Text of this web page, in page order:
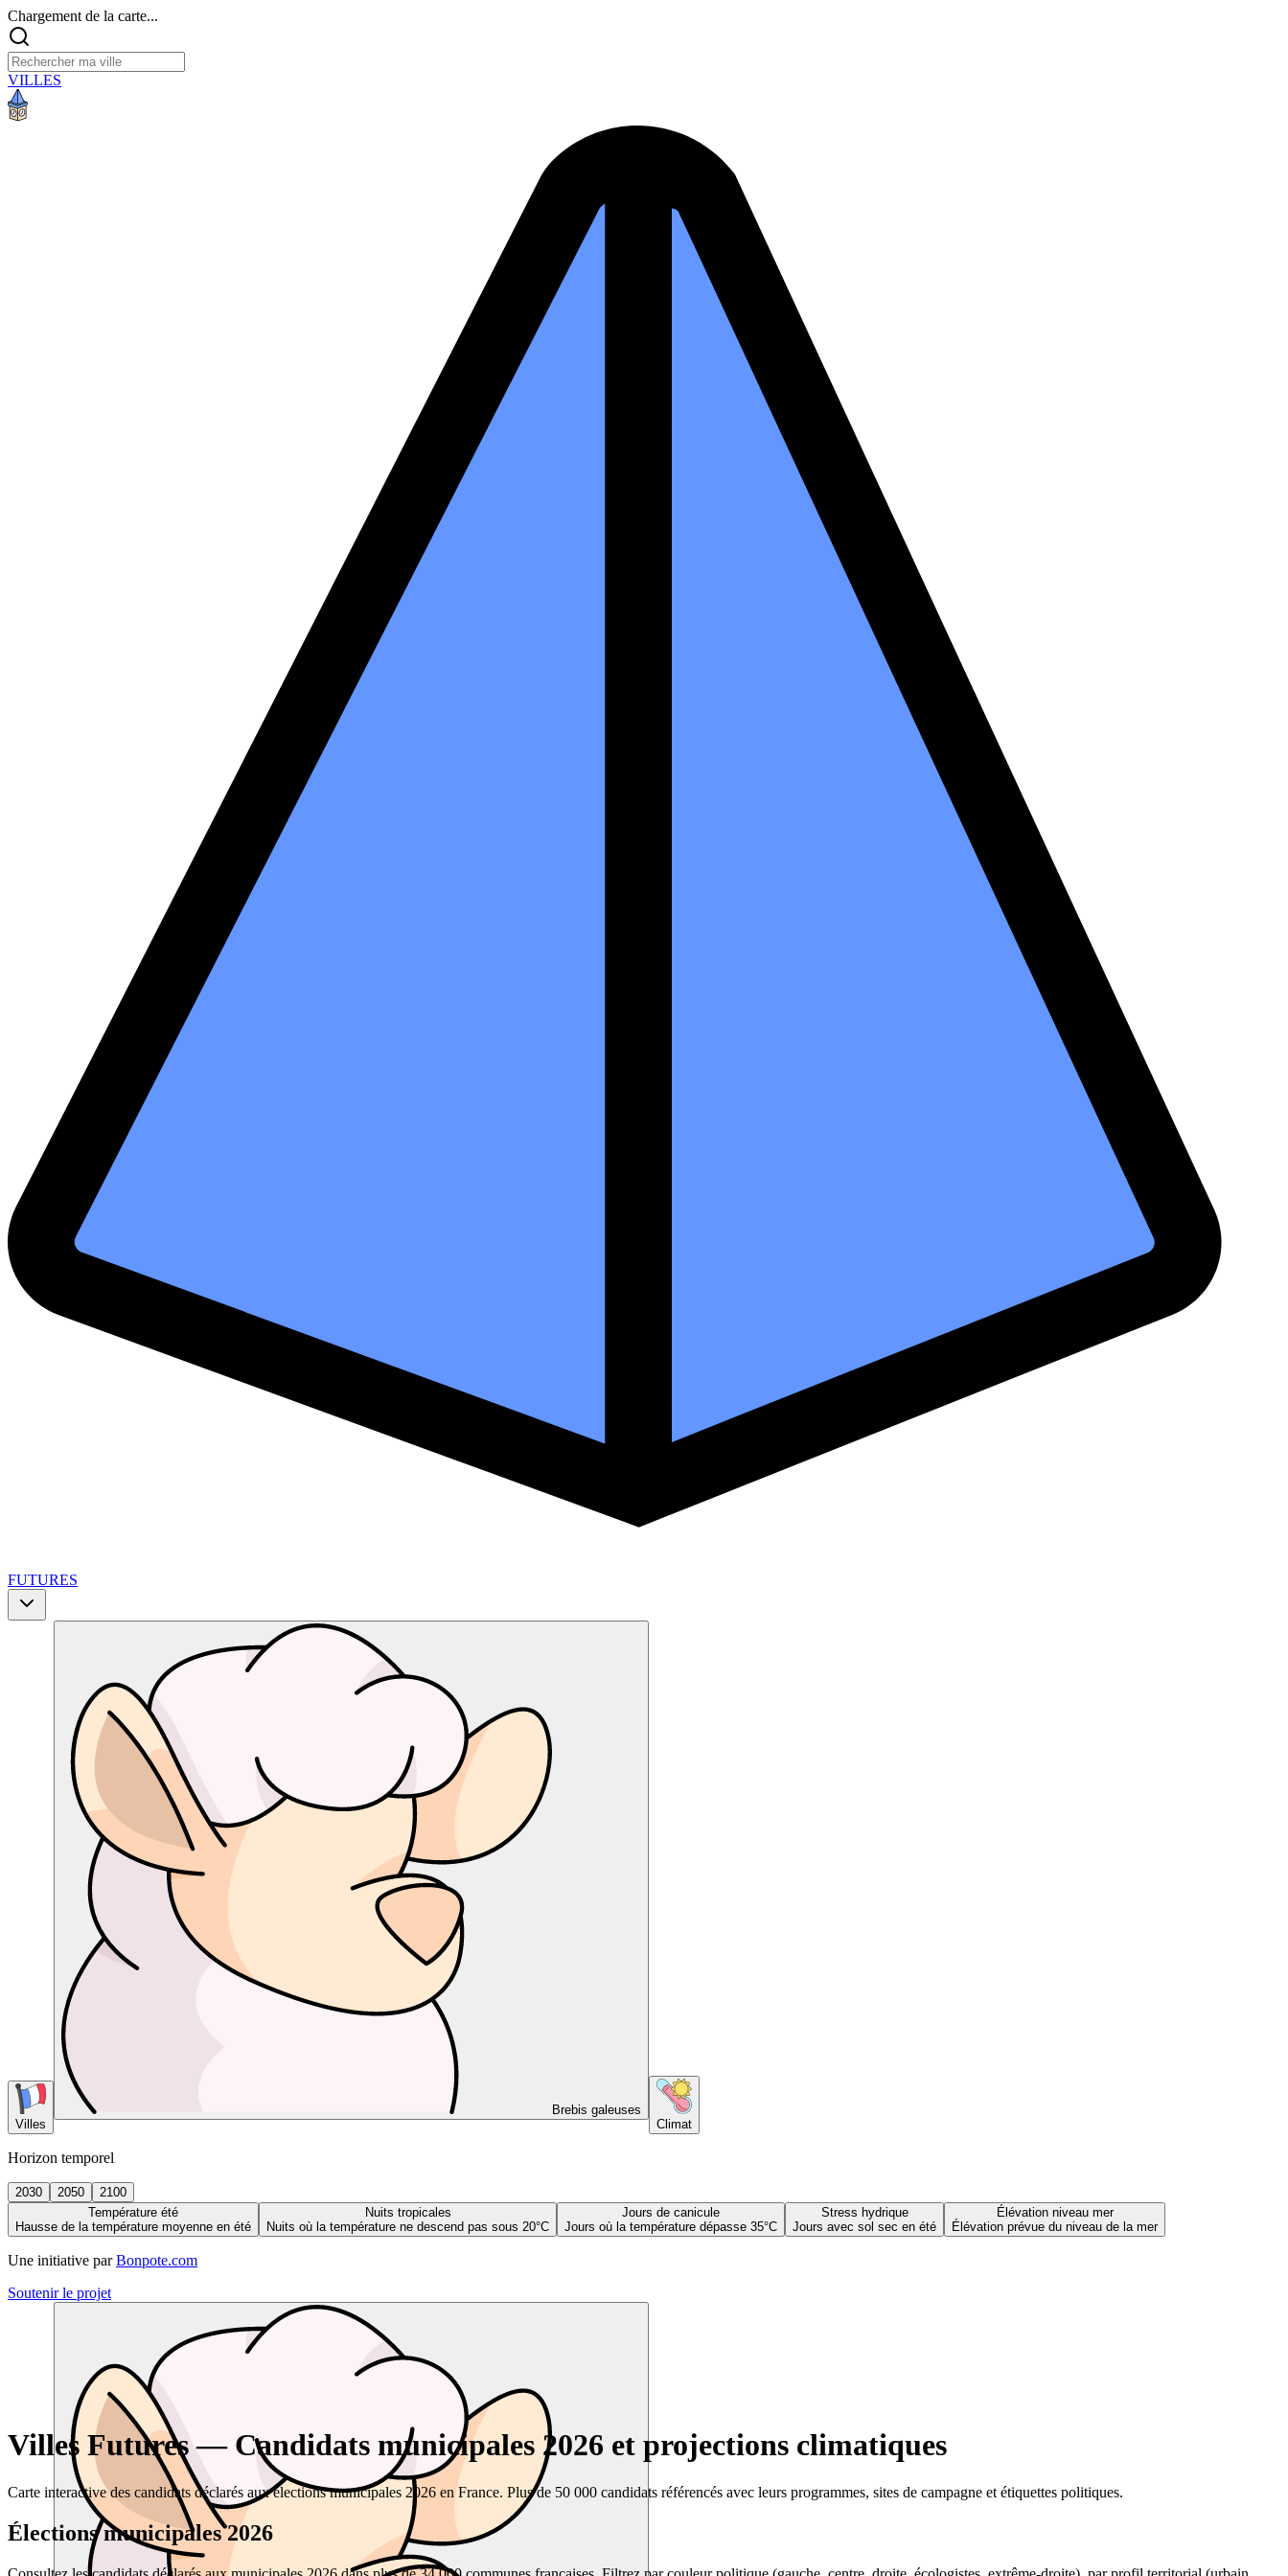
Chargement de la carte...
VILLES
FUTURES
Villes
Brebis galeuses
Climat
Horizon temporel
2030 2050
2100
Température été
Hausse de la température moyenne en été
Nuits tropicales
Nuits où la température ne descend pas sous 20°C
Jours de canicule
Jours où la température dépasse 35°C
Stress hydrique
Jours avec sol sec en été
Élévation niveau mer
Élévation prévue du niveau de la mer
Une initiative par Bonpote.com
Soutenir le projet
Villes Futures — Candidats municipales 2026 et projections climatiques
Carte interactive des candidats déclarés aux élections municipales 2026 en France. Plus de 50 000 candidats référencés avec leurs programmes, sites de campagne et étiquettes politiques.
Élections municipales 2026